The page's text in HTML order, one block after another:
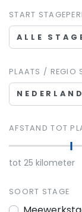
START
ALLE
PLAATS / REGIO
AFSTAND TOT
tot 25 kilometer
SOORT STAGE